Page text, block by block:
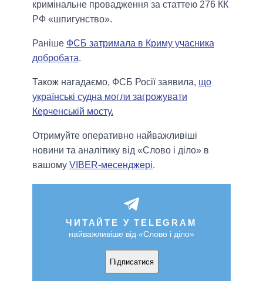
кримінальне провадження за статтею 276 КК
РФ «шпигунство».
Раніше ФСБ затримала в Криму учасника
добробата.
Також нагадаємо, ФСБ Росії заявила, що
українські судна могли загрожувати
Керченській мосту.
Отримуйте оперативно найважливіші
новини та аналітику від «Слово і діло» в
вашому VIBER-месенджері.
ЧИТАЙТЕ У TELEGRAM
найважливіше від «Слово і діло»
Підписатися